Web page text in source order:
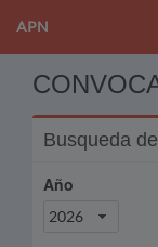
APN
Busqueda
Año
2026